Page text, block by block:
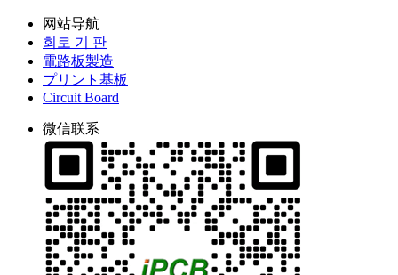
网站导航
회로 기 판
電路板製造
プリント基板
Circuit Board
微信联系